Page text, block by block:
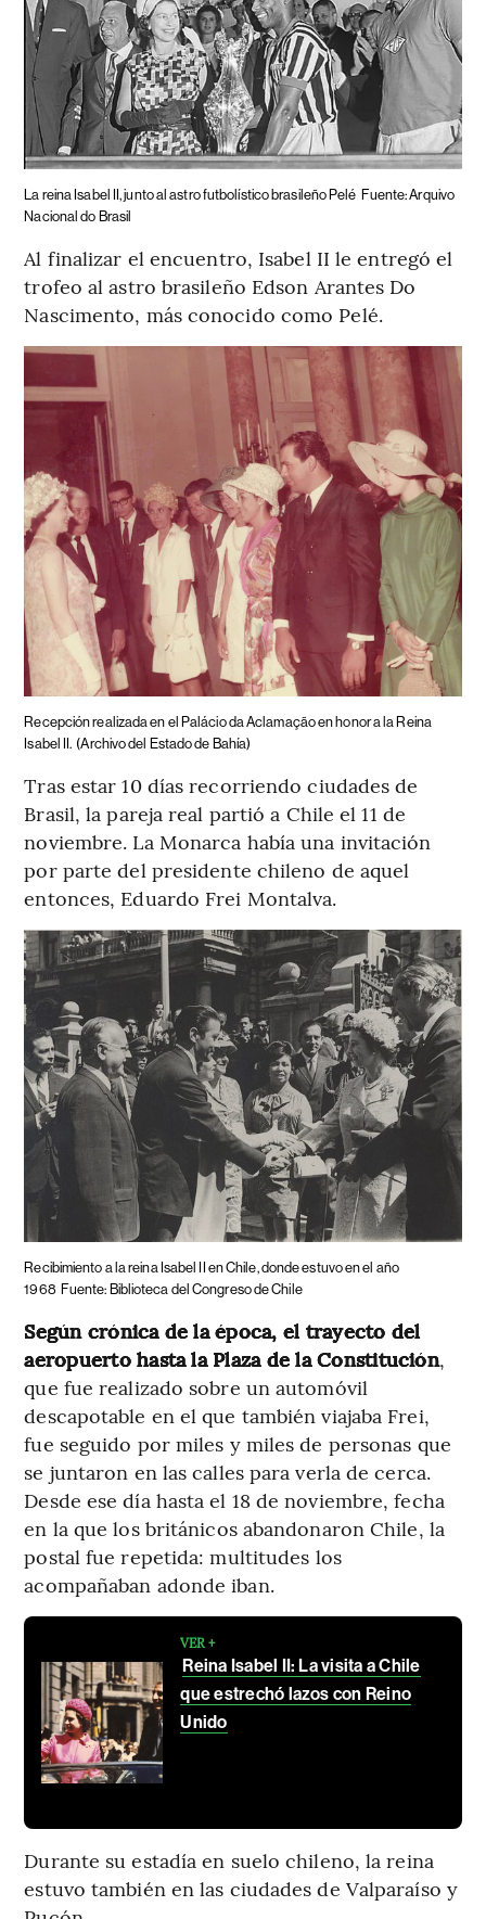
La reina Isabel II, junto al astro futbolístico brasileño Pelé Fuente: Arquivo
Nacional do Brasil
Al finalizar el encuentro, Isabel II le entregó el
trofeo al astro brasileño Edson Arantes Do
Nascimento, más conocido como Pelé.
Recepción realizada en el Palácio da Aclamação en honor a la Reina
Isabel II. (Archivo del Estado de Bahía)
Tras estar 10 días recorriendo ciudades de
Brasil, la pareja real partió a Chile el 11 de
noviembre. La Monarca había una invitación
por parte del presidente chileno de aquel
entonces, Eduardo Frei Montalva.
Recibimiento a la reina Isabel II en Chile, donde estuvo en el año
1968 Fuente: Biblioteca del Congreso de Chile
Según crónica de la época, el trayecto del
aeropuerto hasta la Plaza de la Constitución,
que fue realizado sobre un automóvil
descapotable en el que también viajaba Frei,
fue seguido por miles y miles de personas que
se juntaron en las calles para verla de cerca.
Desde ese día hasta el 18 de noviembre, fecha
en la que los británicos abandonaron Chile, la
postal fue repetida: multitudes los
acompañaban adonde iban.
VER +
Reina Isabel II: La visita a Chile
que estrechó lazos con Reino
Unido
Durante su estadía en suelo chileno, la reina
estuvo también en las ciudades de Valparaíso y